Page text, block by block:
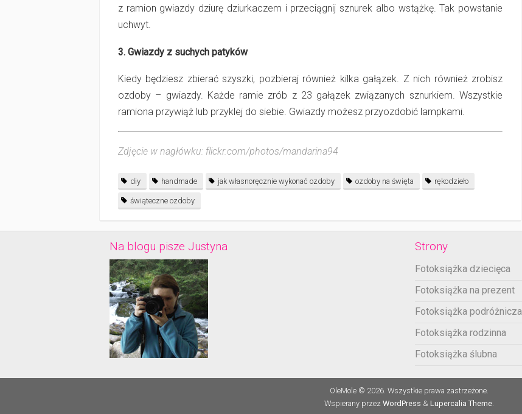
z ramion gwiazdy dziurę dziurkaczem i przeciągnij sznurek albo wstążkę. Tak powstanie
uchwyt.
3. Gwiazdy z suchych patyków
Kiedy będziesz zbierać szyszki, pozbieraj również kilka gałązek. Z nich również zrobisz
ozdoby – gwiazdy. Każde ramie zrób z 2­3 gałązek związanych sznurkiem. Wszystkie
ramiona przywiąż lub przyklej do siebie. Gwiazdy możesz przyozdobić lampkami.
Zdjęcie w nagłówku: flickr.com/photos/mandarina94
diy handmade jak własnoręcznie wykonać ozdoby ozdoby na święta rękodzieło
świąteczne ozdoby
Na blogu pisze Justyna Strony
Fotoksiążka dziecięca
Fotoksiążka na prezent
Fotoksiążka podróżnicza
Fotoksiążka rodzinna
Fotoksiążka ślubna
OleMole © 2026. Wszystkie prawa zastrzeżone.
Wspierany przez WordPress & Lupercalia Theme.